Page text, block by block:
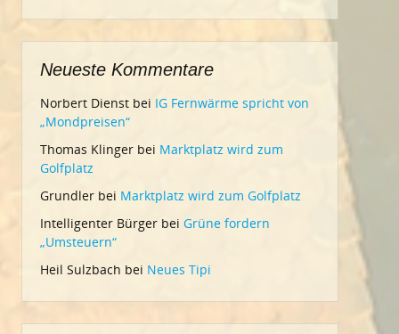
Neueste Kommentare
Norbert Dienst bei IG Fernwärme spricht von
„Mondpreisen“
Thomas Klinger bei Marktplatz wird zum
Golfplatz
Grundler bei Marktplatz wird zum Golfplatz
Intelligenter Bürger bei Grüne fordern
„Umsteuern“
Heil Sulzbach bei Neues Tipi